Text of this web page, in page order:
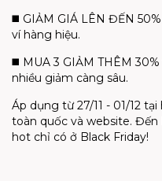
◼️ GIẢM GIÁ LÊN ĐẾN
ví hàng hiệu.
◼️ MUA 3 GIẢM THÊM
nhiều giảm càng sâu.
Áp dụng từ 27/11 - 01/12
toàn quốc và website. Đến
hot chỉ có ở Black Friday!